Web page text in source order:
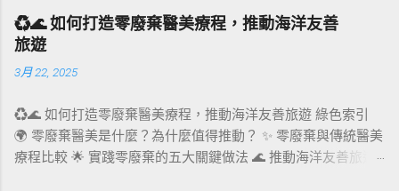
的創新與挑戰。 環保包裝的定義與核心價值 環保包裝不僅是
「可回收」的代名詞，它還包括以下核心價值： 材質選擇 ：優
先使用生物基材料，如竹纖維、甘蔗渣和咖啡渣等，替代塑
料。 製造過程 ：減少能源消耗，降低污染排放。 設計創意 ：
例如英國品客薯片的可回收包裝，採用耐用且可回收的紙質材
料，展示了如何以創新材質挑戰傳統塑料包裝的地位。 環保包
材法規的推動力 環保包材的發展背後，國際和地方法規起到了
♻️🌊 如何打造零廢棄醫美療程，推動海洋友善
旅遊
3月 22, 2025
♻️🌊 如何打造零廢棄醫美療程，推動海洋友善旅遊 綠色索引
🌍 零廢棄醫美是什麼？為什麼值得推動？ ✨ 零廢棄與傳統醫美
療程比較 🌟 實踐零廢棄的五大關鍵做法 🌊 推動海洋友善旅遊